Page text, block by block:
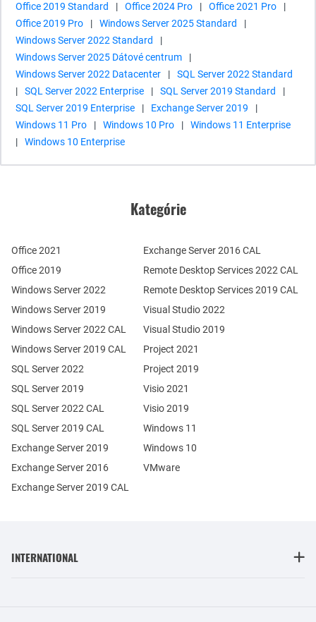
Office 2019 Standard
| Office 2024 Pro | Office 2021 Pro
|
Office 2019 Pro
| Windows Server 2025 Standard
|
Windows Server 2022 Standard
|
Windows Server 2025 Dátové centrum
|
Windows Server 2022 Datacenter
|
SQL Server 2022 Standard
|
SQL Server 2022 Enterprise | SQL Server 2019 Standard
|
SQL Server 2019 Enterprise
| Exchange Server 2019
|
Windows 11 Pro
| Windows 10 Pro |
Windows 11 Enterprise
|
Windows 10 Enterprise
Kategórie
Office 2021
Office 2019
Windows Server 2022
Windows Server 2019
Exchange Server 2019
Exchange Server 2016
SQL Server 2022
SQL Server 2019
Windows Server 2022 CAL
Windows Server 2019 CAL
SQL Server 2022 CAL
SQL Server 2019 CAL
Remote Desktop Services 2022 CAL
Remote Desktop Services 2019 CAL
Exchange Server 2019 CAL
Exchange Server 2016 CAL
Visual Studio 2022
Visual Studio 2019
Project 2021
Project 2019
Visio 2021
Visio 2019
Windows 11
Windows 10
VMware
INTERNATIONAL